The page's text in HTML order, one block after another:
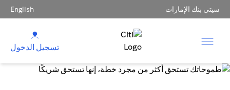
سيتي بنك الإمارات English
تسجيل الدخول